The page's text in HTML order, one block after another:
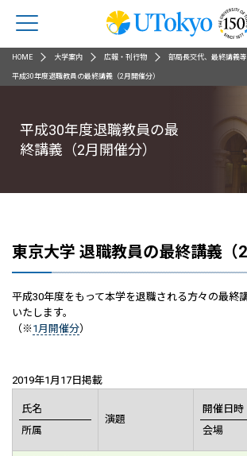
HOME 大学案内 広報・刊行物 部局長交代、最終講義
平成30年度退職教員の最終講義（2月開催分）
平成30年度退職教員の最
終講義（2月開催分）
東京大学 退職教員の最終講義（2
平成30年度をもって本学を退職される方々の最終
いたします。
（※ 1月開催分）
2019年1月17日掲載
氏名
所属
演題
開催日時
会場